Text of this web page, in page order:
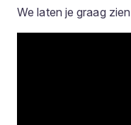
We laten je graag